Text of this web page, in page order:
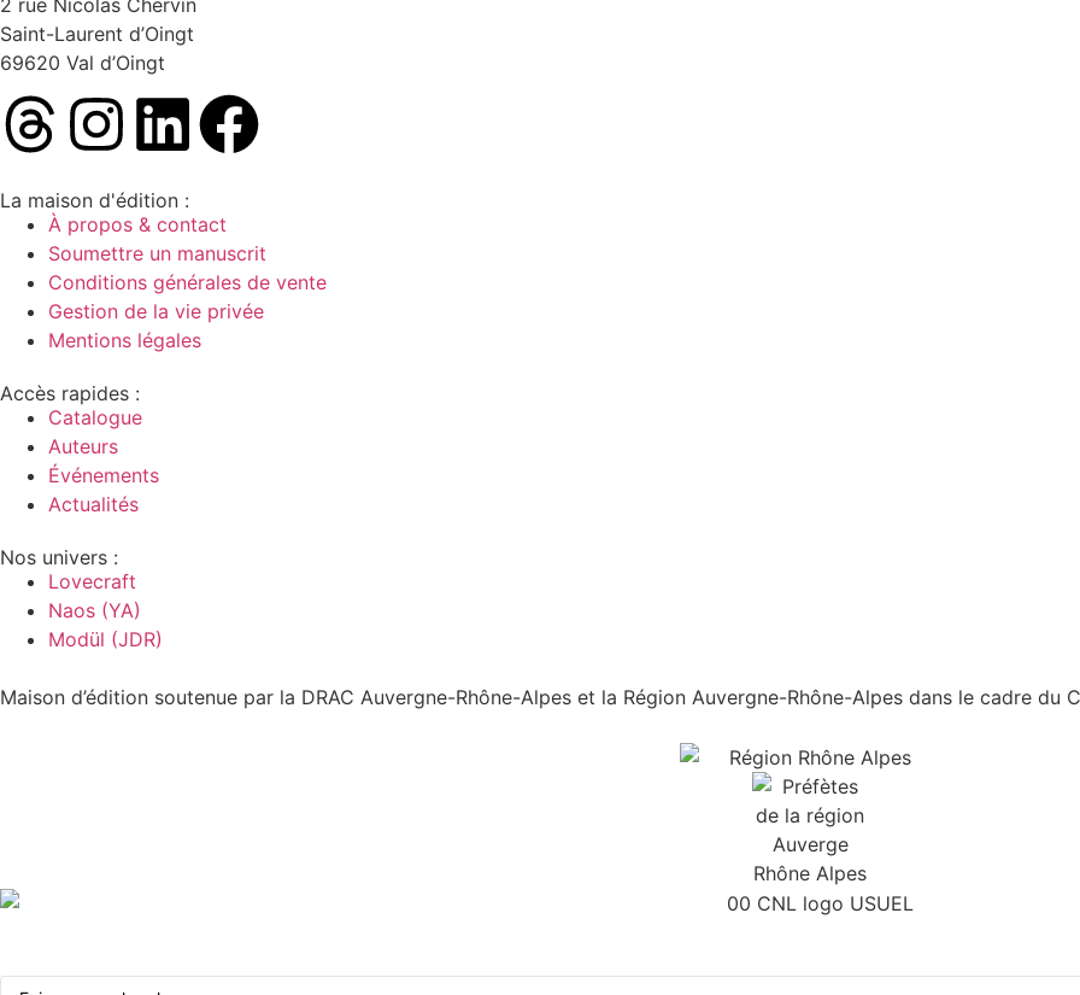
Saint-Laurent d’Oingt
69620 Val d’Oingt
La maison d'édition :
À propos & contact
Soumettre un manuscrit
Conditions générales de vente
Gestion de la vie privée
Mentions légales
Accès rapides :
Catalogue
Auteurs
Événements
Actualités
Nos univers :
Lovecraft
Naos (YA)
Modül (JDR)
Maison d’édition soutenue par la DRAC Auvergne-Rhône-Alpes et la Région Auvergne-Rhône-Alpes dans le cadre